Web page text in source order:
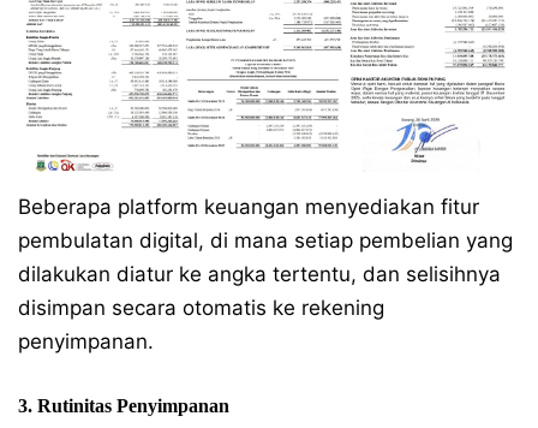
Beberapa platform keuangan menyediakan fitur
pembulatan digital, di mana setiap pembelian yang
dilakukan diatur ke angka tertentu, dan selisihnya
disimpan secara otomatis ke rekening
penyimpanan.
3. Rutinitas Penyimpanan